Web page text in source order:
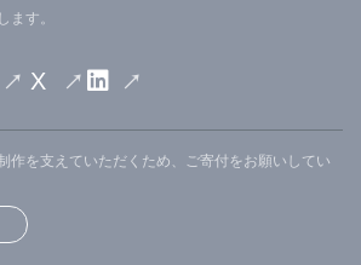
ます。
X
作を支えていただくため、ご寄付をお願いしてい